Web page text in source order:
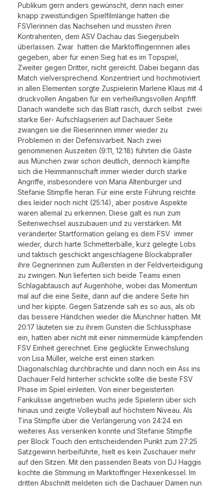
Publikum gern anders gewünscht, denn nach einer
knapp zweistündigen Spielfilmlänge hatten die
FSVlerinnen das Nachsehen und mussten ihren
Kontrahenten, dem ASV Dachau das Siegerjubeln
überlassen. Zwar hatten die Marktoffingerinnen alles
gegeben, aber für einen Sieg hat es im Topspiel,
Zweiter gegen Dritter, nicht gereicht. Dabei begann das
Match vielversprechend. Konzentriert und hochmotiviert
in allen Elementen sorgte Zuspielerin Marlene Klaus mit 4
druckvollen Angaben für ein verheißungsvollen Anpfiff.
Danach wandelte sich das Blatt rasch, durch selbst zwei
starke 6er- Aufschlagserien auf Dachauer Seite
zwangen sie die Rieserinnen immer wieder zu
Problemen in der Defensivarbeit. Nach zwei
genommenen Auszeiten (9:11, 12:18) führten die Gäste
aus München zwar schon deutlich, dennoch kämpfte
sich die Heimmannschaft immer wieder durch starke
Angriffe, insbesondere von Maria Altenburger und
Stefanie Stimpfle heran. Für eine erste Führung reichte
dies leider noch nicht (25:14), aber positive Aspekte
waren allemal zu erkennen. Diese galt es nun zum
Seitenwechsel auszubauen und zu verstärken. Mit
veränderter Startformation gelang es dem FSV immer
wieder, durch harte Schmetterbälle, kurz gelegte Lobs
und taktisch geschickt angeschlagene Blockabpraller
ihre Gegnerinnen zum Äußersten in der Feldverteidigung
zu zwingen. Nun lieferten sich beide Teams einen
Schlagabtausch auf Augenhöhe, wobei das Momentum
mal auf die eine Seite, dann auf die andere Seite hin
und her kippte. Gegen Satzende sah es so aus, als ob
das bessere Händchen wieder die Münchner hatten. Mit
20:17 läuteten sie zu ihrem Gunsten die Schlussphase
ein, hatten aber nicht mit einer nimmermüde kämpfenden
FSV Einheit gerechnet. Eine geglückte Einwechslung
von Lisa Müller, welche erst einen starken
Diagonalschlag durchbrachte und dann noch ein Ass ins
Dachauer Feld hinterher schickte sollte die beste FSV
Phase im Spiel einleiten. Von einer begeisterten
Fankulisse angetrieben wuchs jede Spielerin über sich
hinaus und zeigte Volleyball auf höchstem Niveau. Als
Tina Stimpfle über die Verlängerung von 24:24 ein
weiteres Ass versenken konnte und Stefanie Stimpfle
per Block Touch den entscheidenden Punkt zum 27:25
Satzgewinn herbeiführte, hielt es kein Zuschauer mehr
auf den Sitzen. Mit den passenden Beats von DJ Haggis
kochte die Stimmung im Marktoffinger Hexenkessel. Im
dritten Abschnitt meldeten sich die Dachauer Damen nun